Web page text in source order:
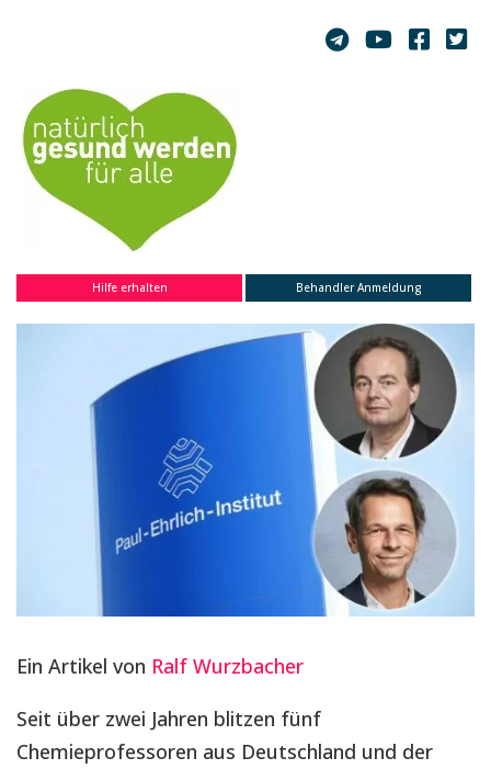
Hilfe erhalten Behandler Anmeldung
Paul-Unehrlich-Institut?
„Wir erleben ein
bewusstes Verschließen
der Augen vor den
Realitäten.“
9. Apr. 2024
Ein Artikel von Ralf Wurzbacher
Seit über zwei Jahren blitzen fünf
Chemieprofessoren aus Deutschland und der